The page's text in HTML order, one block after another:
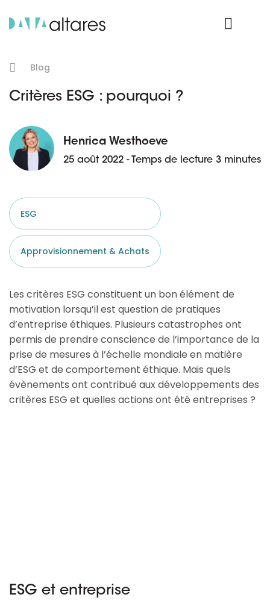
Blog
Critères ESG : pourquoi ?
Henrica Westhoeve
25 août 2022 - Temps de lecture 3 minutes
ESG
Approvisionnement & Achats
Les critères ESG constituent un bon élément de
motivation lorsqu’il est question de pratiques
d’entreprise éthiques. Plusieurs catastrophes ont
permis de prendre conscience de l’importance de la
prise de mesures à l’échelle mondiale en matière
d’ESG et de comportement éthique. Mais quels
évènements ont contribué aux développements des
critères ESG et quelles actions ont été entreprises ?
ESG et entreprise